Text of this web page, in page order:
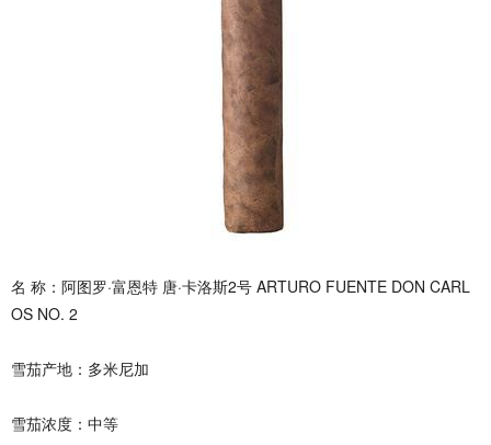
名 称：阿图罗·富恩特 唐·卡洛斯2号 ARTURO FUENTE DON CARL
OS NO. 2
雪茄产地：多米尼加
雪茄浓度：中等